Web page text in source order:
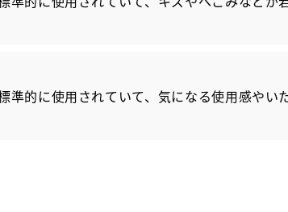
準的に使用されていて、気になる使用感やい